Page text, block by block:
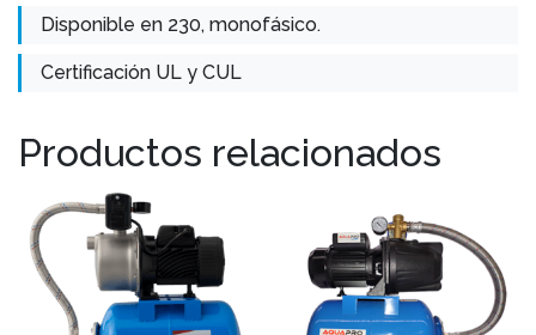
Disponible en 230, monofásico.
Certificación UL y CUL
Productos relacionados